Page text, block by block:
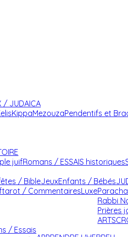
/ JUDAICA
KippaMezouzaPendentifs et
juifRomans / ESSAIS historiques
/ BibleJeuxEnfants / Bébés
/ CommentairesLuxe
Rabbi
Prières
/ Essais